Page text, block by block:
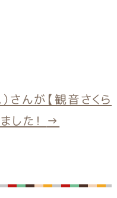
さんが【観音さくら
した！ →